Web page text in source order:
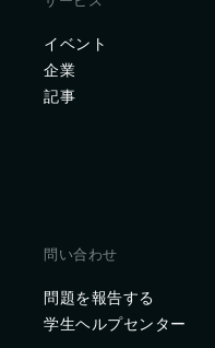
イベント
企業
記事
問い合わせ
問題を報告する
学生ヘルプセンター